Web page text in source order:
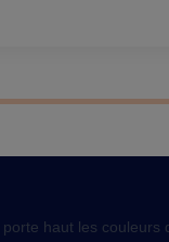
porte haut les couleurs